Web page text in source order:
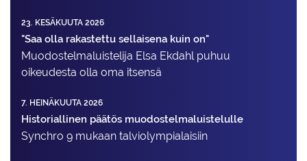
23. KESÄKUUTA 2026
"Saa olla rakastettu sellaisena kuin on"
Muodostelma­luistelija Elsa Ekdahl puhuu
oikeudesta olla oma itsensä
7. HEINÄKUUTA 2026
Historiallinen päätös muodostelmaluistelulle
Synchro 9 mukaan talviolympialaisiin